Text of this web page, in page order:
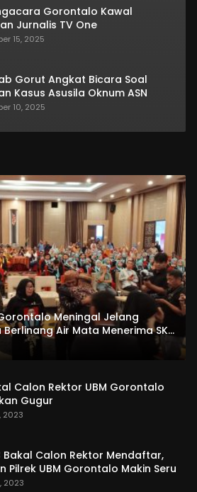
Gorontalo Kawal
Jurnalis TV One
15, 2025
Gorut Angkat Bicara Soal
Kasus Asusila Oknum ASN
10, 2025
Meningal Jelang
Air Mata Menerima SKL
Calon Rektor UBM Gorontalo
Gugur
2023
Bakal Calon Rektor Mendaftar,
Pilrek UBM Gorontalo Makin Seru
2023